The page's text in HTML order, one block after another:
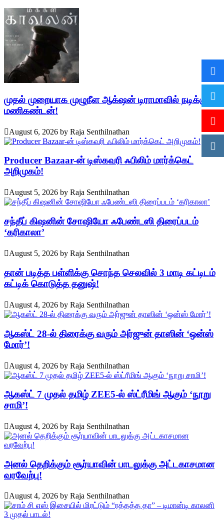
முதல் முறையாக முழுநீள ஆக்‌ஷன் டிராமாவில் நடிக்கும்
மணிகண்டன்!
August 6, 2026 by Raja Senthilnathan
Producer Bazaar-ன் டிஸ்கவரி ஃபிலிம் மார்க்கெட்
அறிமுகம்!
August 5, 2026 by Raja Senthilnathan
சந்தீப் கிஷனின் சோஷியோ ஃபேண்டஸி திரைப்படம்
‘கரிகாலா’
August 5, 2026 by Raja Senthilnathan
தான் படித்த பள்ளிக்கு சொந்த செலவில் 3 மாடி கட்டிடம்
கட்டிக் கொடுத்த தனுஷ்!
August 4, 2026 by Raja Senthilnathan
ஆகஸ்ட் 28-ல் திரைக்கு வரும் அர்ஜுன் தாஸின் ‘ஒன்ஸ்
மோர்’!
August 4, 2026 by Raja Senthilnathan
ஆகஸ்ட் 7 முதல் தமிழ் ZEE5-ல் ஸ்ட்ரீமிங் ஆகும் ‘நூறு
சாமி’!
August 4, 2026 by Raja Senthilnathan
அனல் தெறிக்கும் சூர்யாவின் பாடலுக்கு அட்டகாசமான
வரவேற்பு!
August 4, 2026 by Raja Senthilnathan